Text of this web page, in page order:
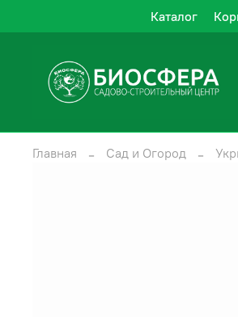
Каталог
Главная Сад и Огород